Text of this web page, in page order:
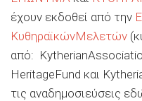
έχουν εκδοθεί από την
ΚυθηραϊκώνΜελετών
από:
HeritageFund και
τις αναδημοσιεύσεις